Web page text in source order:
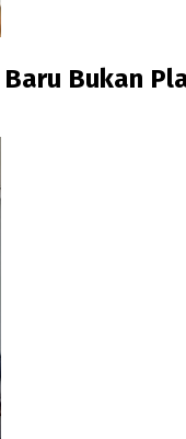
Bukan